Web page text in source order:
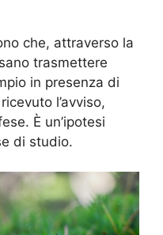
che, attraverso la
trasmettere
in presenza di
l’avviso,
È un’ipotesi
di studio.